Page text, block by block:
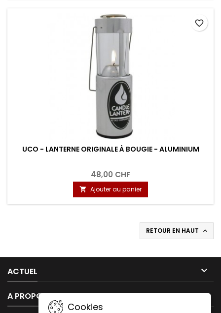
UCO - LANTERNE ORIGINALE À BOUGIE - ALUMINIUM
48,00 CHF
 Ajouter au panier
favorite_border
RETOUR EN HAUT 
ACTUEL 
A PROPOS DE NOUS 
Cookies